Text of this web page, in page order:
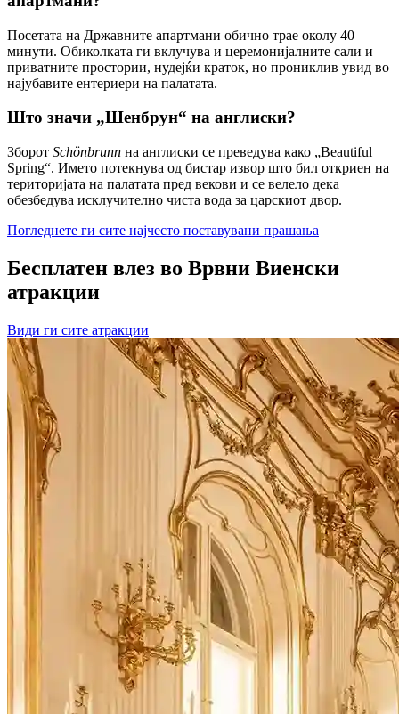
Посетата на Државните апартмани обично трае околу 40
минути. Обиколката ги вклучува и церемонијалните сали и
приватните простории, нудејќи краток, но прониклив увид во
најубавите ентериери на палатата.
Што значи „Шенбрун“ на англиски?
Зборот Schönbrunn на англиски се преведува како „Beautiful
Spring“. Името потекнува од бистар извор што бил откриен на
територијата на палатата пред векови и се велело дека
обезбедува исклучително чиста вода за царскиот двор.
Погледнете ги сите најчесто поставувани прашања
Бесплатен влез во Врвни Виенски
атракции
Види ги сите атракции